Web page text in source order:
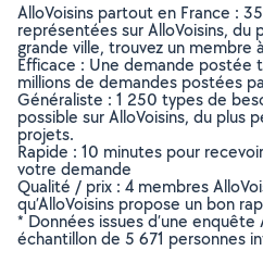
AlloVoisins partout en France :
représentées sur AlloVoisins, du
grande ville, trouvez un membre
Efficace : Une demande postée
millions de demandes postées
Généraliste : 1 250 types de
possible sur AlloVoisins, du plus
projets.
Rapide : 10 minutes pour
votre demande
Qualité / prix : 4 membres
qu’AlloVoisins propose un bon
* Données issues d’une enquête
échantillon de 5 671 personnes